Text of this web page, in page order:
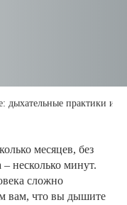
дыхательные практики и
месяцев, без
– несколько минут.
сложно
вам, что вы дышите